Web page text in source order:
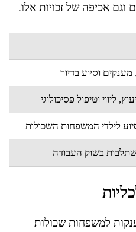
אכיפה של זכויות אלו.
וסיוע בדיור
ליווי וטיפול פסיכולוגי
לילדי המשפחות השכולות
בשוק העבודה
למשפחות שכולות